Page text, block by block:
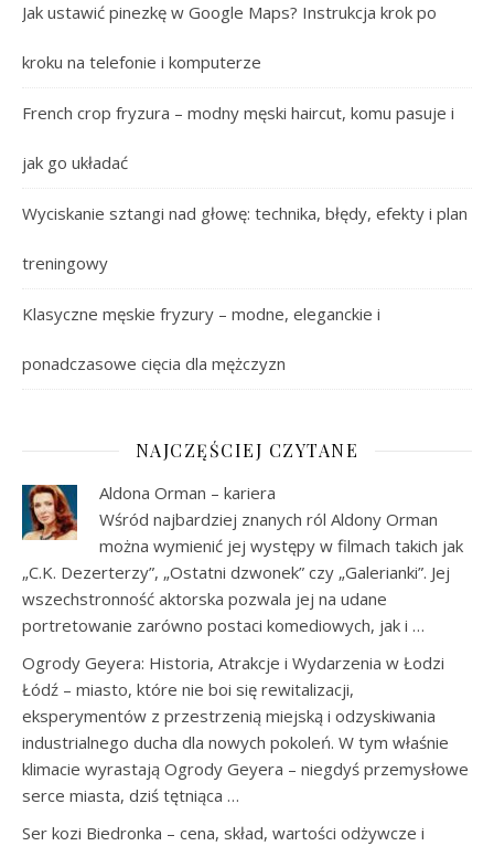
Jak ustawić pinezkę w Google Maps? Instrukcja krok po
kroku na telefonie i komputerze
French crop fryzura – modny męski haircut, komu pasuje i
jak go układać
Wyciskanie sztangi nad głowę: technika, błędy, efekty i plan
treningowy
Klasyczne męskie fryzury – modne, eleganckie i
ponadczasowe cięcia dla mężczyzn
NAJCZĘŚCIEJ CZYTANE
Aldona Orman – kariera
Wśród najbardziej znanych ról Aldony Orman
można wymienić jej występy w filmach takich jak
„C.K. Dezerterzy”, „Ostatni dzwonek” czy „Galerianki”. Jej
wszechstronność aktorska pozwala jej na udane
portretowanie zarówno postaci komediowych, jak i …
Ogrody Geyera: Historia, Atrakcje i Wydarzenia w Łodzi
Łódź – miasto, które nie boi się rewitalizacji,
eksperymentów z przestrzenią miejską i odzyskiwania
industrialnego ducha dla nowych pokoleń. W tym właśnie
klimacie wyrastają Ogrody Geyera – niegdyś przemysłowe
serce miasta, dziś tętniąca …
Ser kozi Biedronka – cena, skład, wartości odżywcze i